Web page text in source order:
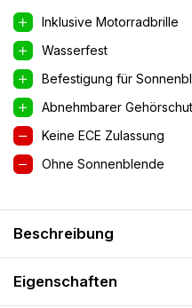
Inklusive Motorradbrille
Wasserfest
Befestigung für
Abnehmbarer
Keine ECE Zulassung
Ohne Sonnenblende
Beschreibung
Eigenschaften